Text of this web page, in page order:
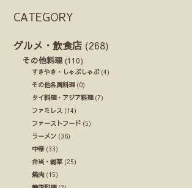
CATEGORY
グルメ・飲食店 (268)
その他料理 (110)
すきやき・しゃぶしゃぶ(4)
その他各国料理(0)
タイ料理・アジア料理(7)
ファミレス (14)
ファーストフード (5)
ラーメン (36)
中華(33)
弁当・総菜 (25)
焼肉 (15)